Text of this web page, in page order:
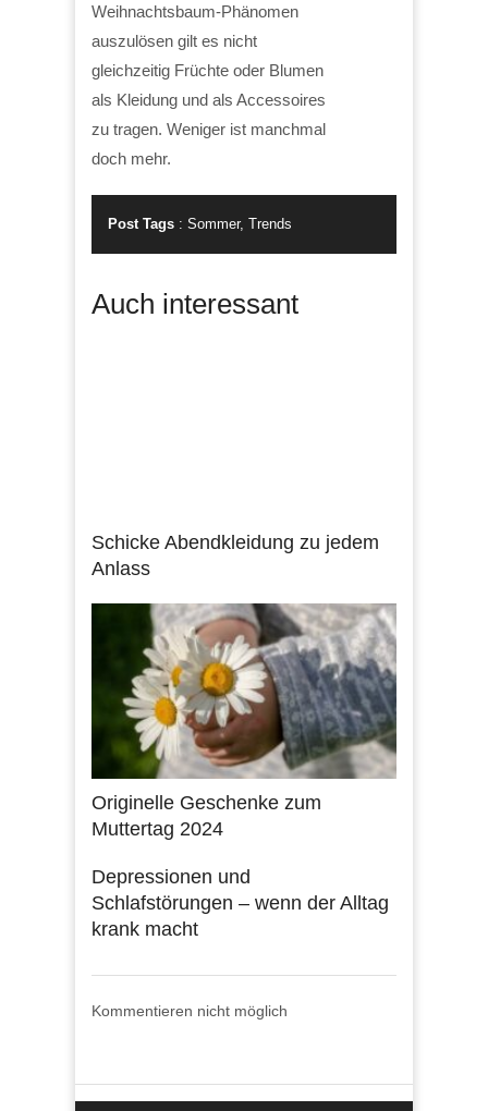
Weihnachtsbaum-Phänomen
auszulösen gilt es nicht
gleichzeitig Früchte oder Blumen
als Kleidung und als Accessoires
zu tragen. Weniger ist manchmal
doch mehr.
Post Tags : Sommer, Trends
Auch interessant
Schicke Abendkleidung zu jedem
Anlass
Originelle Geschenke zum
Muttertag 2024
Depressionen und
Schlafstörungen – wenn der Alltag
krank macht
Kommentieren nicht möglich